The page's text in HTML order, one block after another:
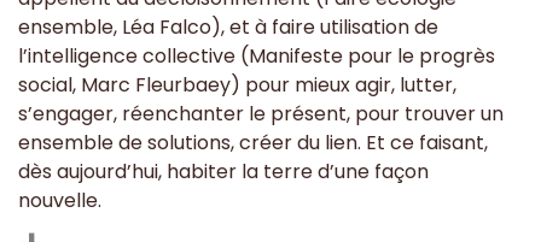
ensemble, Léa Falco), et à faire utilisation de
l’intelligence collective (Manifeste pour le progrès
social, Marc Fleurbaey) pour mieux agir, lutter,
s’engager, réenchanter le présent, pour trouver un
ensemble de solutions, créer du lien. Et ce faisant,
dès aujourd’hui, habiter la terre d’une façon
nouvelle.